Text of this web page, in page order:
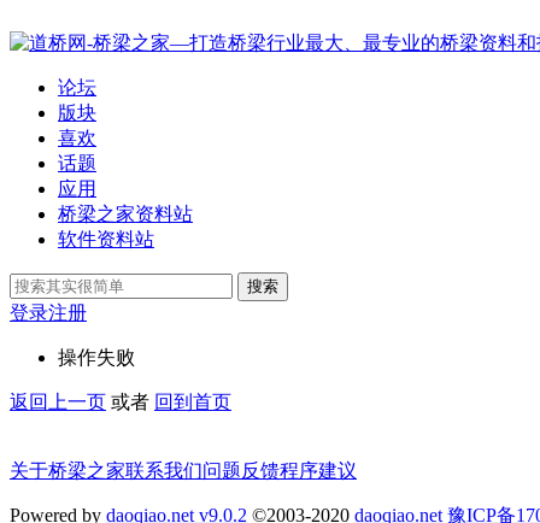
论坛
版块
喜欢
话题
应用
桥梁之家资料站
软件资料站
搜索
登录注册
操作失败
返回上一页 或者 回到首页
关于桥梁之家联系我们问题反馈程序建议
Powered by daoqiao.net v9.0.2 ©2003-2020 daoqiao.net 豫ICP备